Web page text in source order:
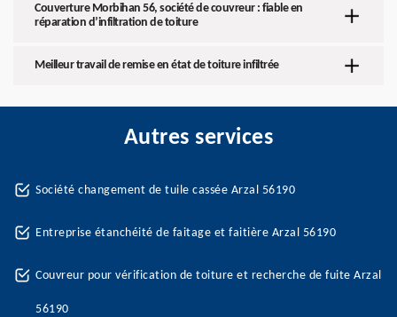
Couverture Morbihan 56, société de couvreur : fiable en
réparation d’infiltration de toiture
Meilleur travail de remise en état de toiture infiltrée
Autres services
Société changement de tuile cassée Arzal 56190
Entreprise étanchéité de faitage et faitière Arzal 56190
Couvreur pour vérification de toiture et recherche de fuite Arzal
56190